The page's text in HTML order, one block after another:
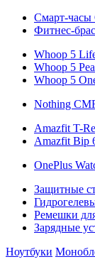
Смарт-часы
Фитнес-
Whoop 5
Whoop 5
Whoop 5
Nothing
Amazfit T-
Amazfit Bip
OnePlus
Защитные
Ремешки
Зарядные
Ноутбуки